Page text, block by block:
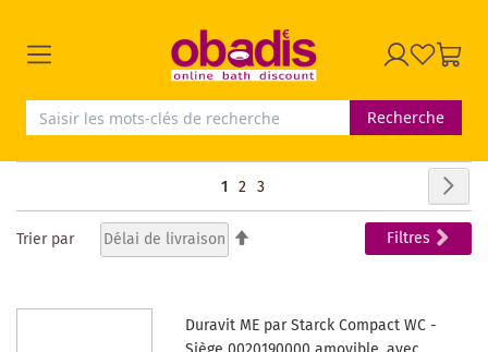
Recherche
Page
Vous
lisez
actuellement
page
1 Page
2 Page
3
Trier par Filtres
Duravit ME par Starck Compact WC -